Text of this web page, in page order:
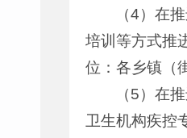
（4）在
培训等方式推
位：各乡镇（
（5）在
卫生机构疾控